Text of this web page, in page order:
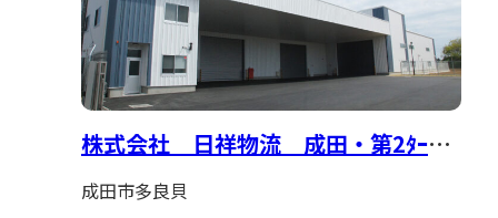
株式会社 日祥物流 成田・第2ﾀｰﾐﾅﾙ
倉庫新設工事
成田市多良貝